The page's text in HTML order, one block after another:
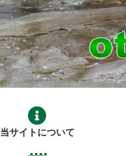
当サイトについて